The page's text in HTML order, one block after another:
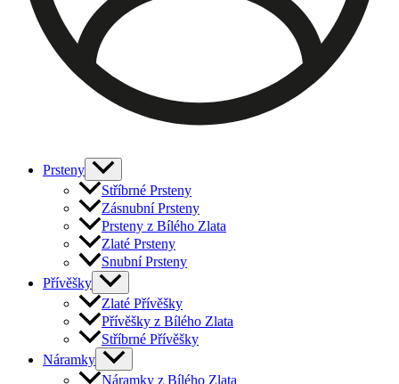
Prsteny
Stříbrné Prsteny
Zásnubní Prsteny
Prsteny z Bílého Zlata
Zlaté Prsteny
Snubní Prsteny
Přívěšky
Zlaté Přívěšky
Přívěšky z Bílého Zlata
Stříbrné Přívěšky
Náramky
Náramky z Bílého Zlata